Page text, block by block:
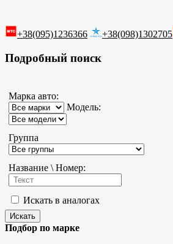
+38(095)1236366 +38(098)1302705
Подробный поиск
Марка авто:
Модель:
Группа
Название \ Номер:
Искать в аналогах
Подбор по марке